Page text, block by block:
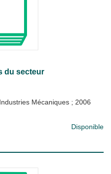
du secteur
Mécaniques ; 2006
Disponible